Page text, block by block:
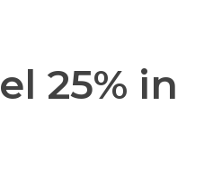
25% in